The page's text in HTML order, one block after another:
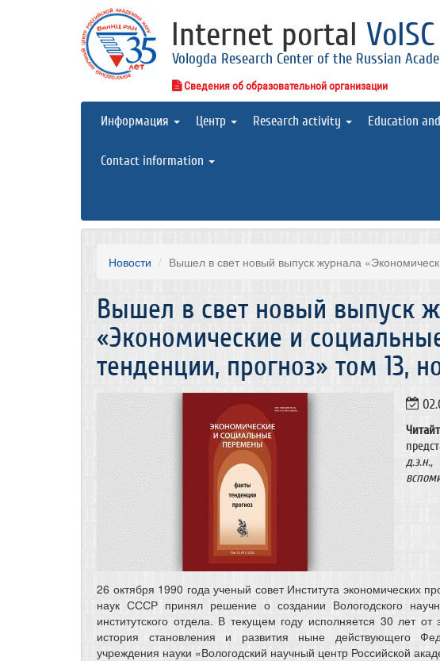
Internet portal
Vologda Research Center of the Russian
Сведения об образовательной организации
Информация Центр Research activity Education
Contact information
Новости Вышел в свет новый выпуск журнала
Вышел в свет новый выпуск
«Экономические и
тенденции, прогноз» том 13,
д.э.н.,
26 октября 1990 года ученый совет Института экономических
наук СССР принял решение о создании Вологодского
институтского отдела. В текущем году исполняется 30 лет
история становления и развития ныне действующего
учреждения науки «Вологодский научный центр Российской